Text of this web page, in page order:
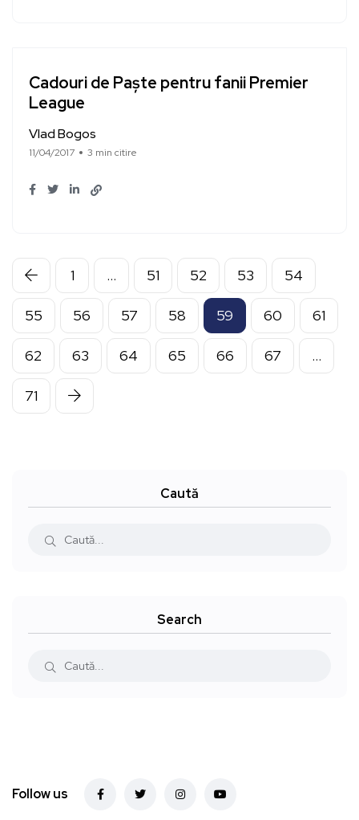
Cadouri de Paște pentru fanii Premier
League
Vlad Bogos
11/04/2017 3 min citire
1 … 51 52 53 54
55 56 57 58 59 60 61
62 63 64 65 66 67 …
71
Caută
Search
Follow us